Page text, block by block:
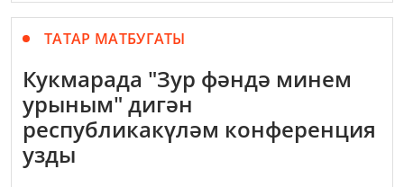
ТАТАР МАТБУГАТЫ
Кукмарада "Зур фәндә минем
урыным" дигән
республикакүләм конференция
узды